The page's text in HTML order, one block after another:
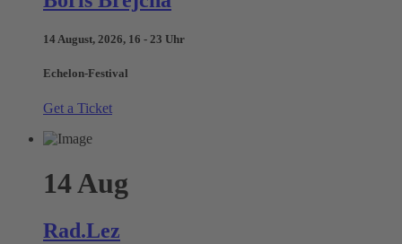
14 August, 2026, 16 - 23 Uhr
Echelon-Festival
Get a Ticket
14Aug
Rad.Lez